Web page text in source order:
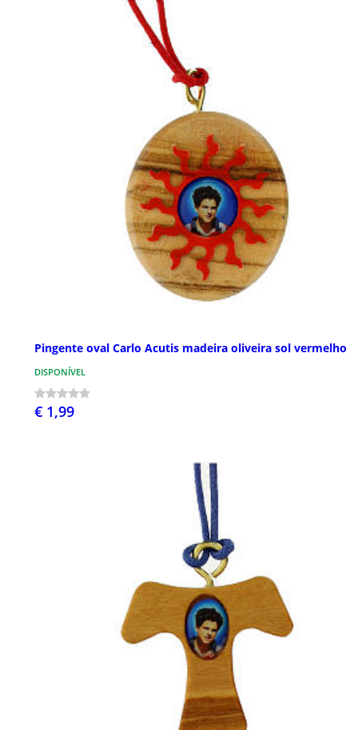
Pingente oval Carlo Acutis madeira oliveira sol vermelho
DISPONÍVEL
€ 1,99